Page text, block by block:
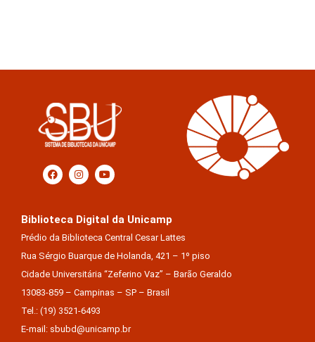
Biblioteca Digital da Unicamp
Prédio da Biblioteca Central Cesar Lattes
Rua Sérgio Buarque de Holanda, 421 – 1º piso
Cidade Universitária “Zeferino Vaz” – Barão Geraldo
13083-859 – Campinas – SP – Brasil
Tel.: (19) 3521-6493
E-mail: sbubd@unicamp.br